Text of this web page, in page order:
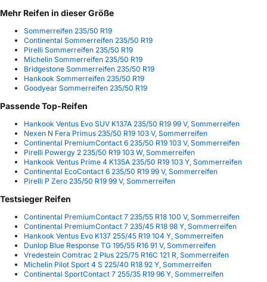
Mehr Reifen in dieser Größe
Sommerreifen 235/50 R19
Continental Sommerreifen 235/50 R19
Pirelli Sommerreifen 235/50 R19
Michelin Sommerreifen 235/50 R19
Bridgestone Sommerreifen 235/50 R19
Hankook Sommerreifen 235/50 R19
Goodyear Sommerreifen 235/50 R19
Passende Top-Reifen
Hankook Ventus Evo SUV K137A 235/50 R19 99 V, Sommerreifen
Nexen N Fera Primus 235/50 R19 103 V, Sommerreifen
Continental PremiumContact 6 235/50 R19 103 V, Sommerreifen
Pirelli Powergy 2 235/50 R19 103 W, Sommerreifen
Hankook Ventus Prime 4 K135A 235/50 R19 103 Y, Sommerreifen
Continental EcoContact 6 235/50 R19 99 V, Sommerreifen
Pirelli P Zero 235/50 R19 99 V, Sommerreifen
Testsieger Reifen
Continental PremiumContact 7 235/55 R18 100 V, Sommerreifen
Continental PremiumContact 7 235/45 R18 98 Y, Sommerreifen
Hankook Ventus Evo K137 255/45 R19 104 Y, Sommerreifen
Dunlop Blue Response TG 195/55 R16 91 V, Sommerreifen
Vredestein Comtrac 2 Plus 225/75 R16C 121 R, Sommerreifen
Michelin Pilot Sport 4 S 225/40 R18 92 Y, Sommerreifen
Continental SportContact 7 255/35 R19 96 Y, Sommerreifen